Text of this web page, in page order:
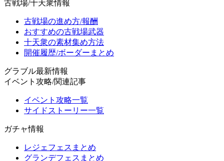
古戦場/十天衆情報
古戦場の進め方/報酬
おすすめの古戦場武器
十天衆の素材集め方法
開催履歴/ボーダーまとめ
グラブル最新情報
イベント攻略/関連記事
イベント攻略一覧
サイドストーリー一覧
ガチャ情報
レジェフェスまとめ
グランデフェスまとめ